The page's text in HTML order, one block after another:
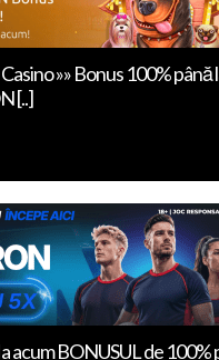
»» Bonus 100% până
[..]
acum BONUSUL de 100%